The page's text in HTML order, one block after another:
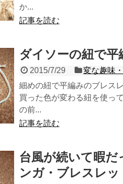
か...
記事を読む
ダイソーの紐で
2015/7/29
変な趣味
細めの紐で平編みのブレス
買った色が変わる紐を使っ
の前...
記事を読む
台風が続いて暇
ンガ・ブレスレ